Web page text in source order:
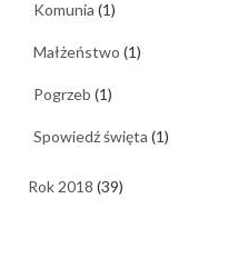
Komunia (1)
Małżeństwo (1)
Pogrzeb (1)
Spowiedź święta (1)
Rok 2018 (39)